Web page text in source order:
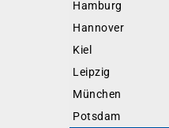
Hamburg
Hannover
Kiel
Leipzig
München
Potsdam